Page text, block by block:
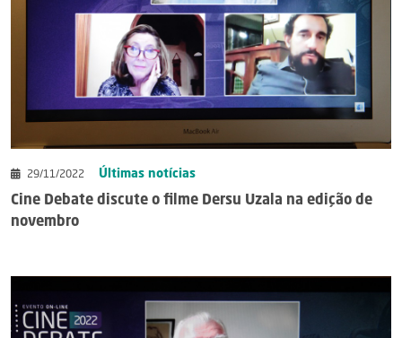
29/11/2022 Últimas notícias
Cine Debate discute o filme Dersu Uzala na edição de
novembro